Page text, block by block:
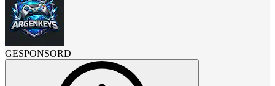
GESPONSORD